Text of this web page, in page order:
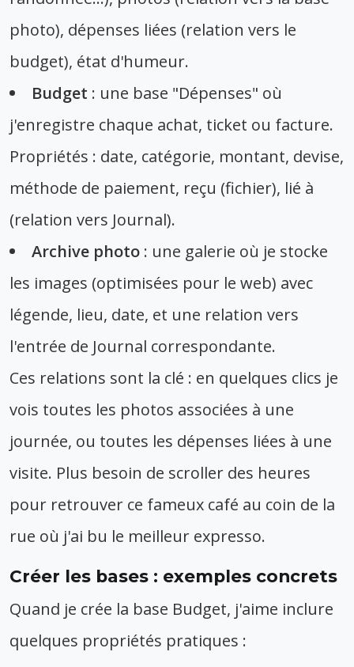
photo), dépenses liées (relation vers le
budget), état d'humeur.
Budget : une base "Dépenses" où
j'enregistre chaque achat, ticket ou facture.
Propriétés : date, catégorie, montant, devise,
méthode de paiement, reçu (fichier), lié à
(relation vers Journal).
Archive photo : une galerie où je stocke
les images (optimisées pour le web) avec
légende, lieu, date, et une relation vers
l'entrée de Journal correspondante.
Ces relations sont la clé : en quelques clics je
vois toutes les photos associées à une
journée, ou toutes les dépenses liées à une
visite. Plus besoin de scroller des heures
pour retrouver ce fameux café au coin de la
rue où j'ai bu le meilleur expresso.
Créer les bases : exemples concrets
Quand je crée la base Budget, j'aime inclure
quelques propriétés pratiques :